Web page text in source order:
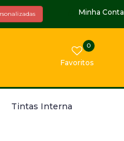
Minha Conta
Favoritos
0
Tintas Interna